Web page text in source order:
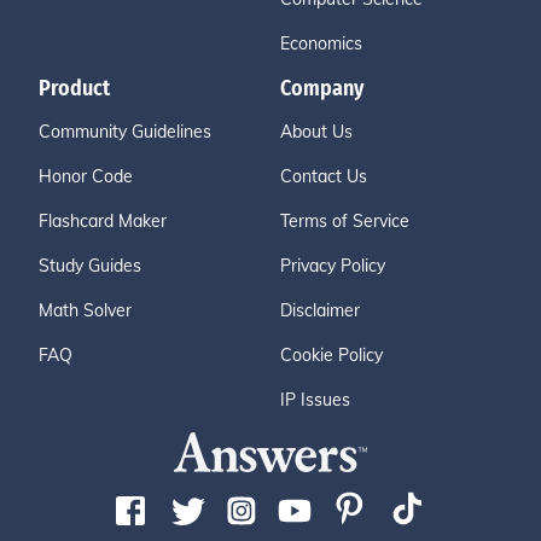
Economics
Product
Community Guidelines
Honor Code
Flashcard Maker
Study Guides
Math Solver
FAQ
Company
About Us
Contact Us
Terms of Service
Privacy Policy
Disclaimer
Cookie Policy
IP Issues